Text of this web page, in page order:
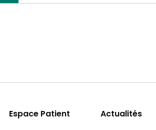
Espace Patient
Actualités